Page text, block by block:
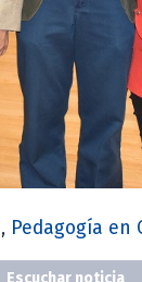
, Pedagogía en